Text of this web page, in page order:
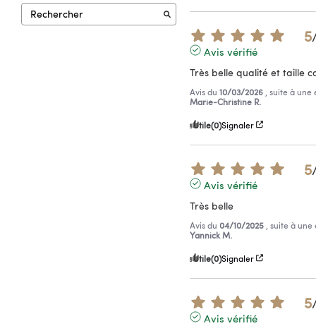
5
Avis vérifié
Très belle qualité et taille
Avis du 10/03/2026 , suite à
Marie-Christine R.
Utile(0)Signaler
5
Avis vérifié
Très belle
Avis du 04/10/2025 , suite à
Yannick M.
Utile(0)Signaler
5
Avis vérifié